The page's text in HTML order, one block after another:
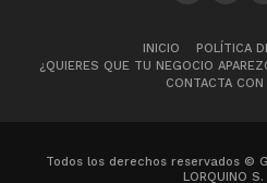
INICIO
POLÍTICA
¿QUIERES QUE TU NEGOCIO
CONTACTA
Todos los derechos reservados ©
LORQUINO S.